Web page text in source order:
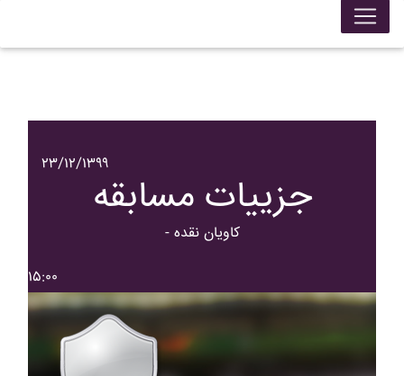
۲۳/۱۲/۱۳۹۹
جزییات مسابقه
- کاويان نقده
۱۵:۰۰